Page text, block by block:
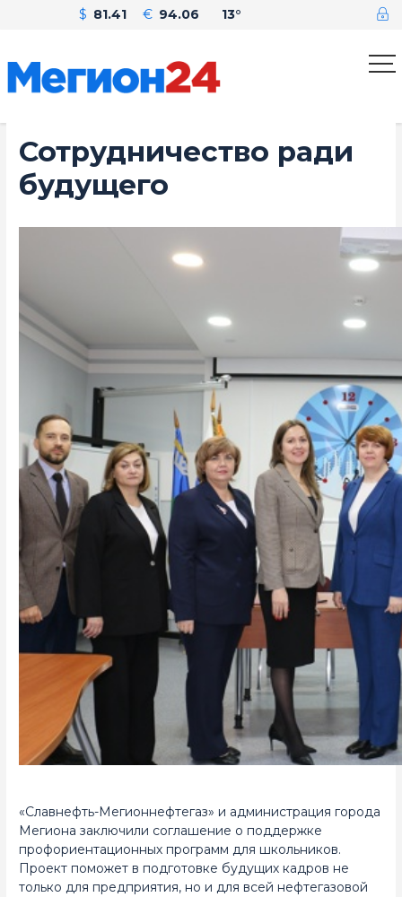
$ 81.41 € 94.06 13°
Сотрудничество ради
будущего
«Славнефть-Мегионнефтегаз» и администрация города
Мегиона заключили соглашение о поддержке
профориентационных программ для школьников.
Проект поможет в подготовке будущих кадров не
только для предприятия, но и для всей нефтегазовой